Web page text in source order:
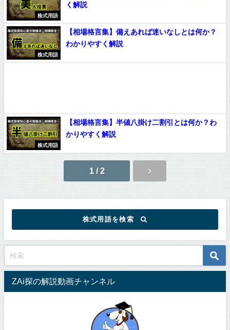
株式用語
く解説
株式用語
【相場格言集】備えあれば迷いなしとは何か？
わかりやすく解説
株式用語
【相場格言集】半値八掛け二割引とは何か？わ
かりやすく解説
1 / 2
株式用語を検索
ZAi探の解説動画チャンネル